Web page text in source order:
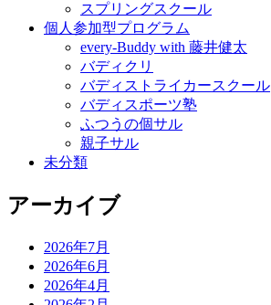
スプリングスクール
個人参加型プログラム
every-Buddy with 藤井健太
バディクリ
バディストライカースクール
バディスポーツ塾
ふつうの個サル
親子サル
未分類
アーカイブ
2026年7月
2026年6月
2026年4月